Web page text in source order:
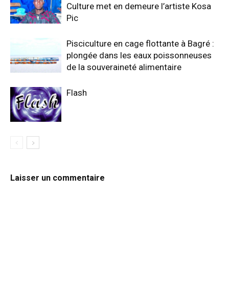
Culture met en demeure l’artiste Kosa
Pic
Pisciculture en cage flottante à Bagré :
plongée dans les eaux poissonneuses
de la souveraineté alimentaire
Flash
Laisser un commentaire